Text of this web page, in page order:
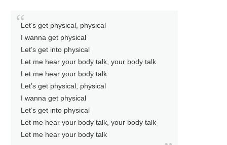
Let’s get physical, physical
I wanna get physical
Let’s get into physical
Let me hear your body talk, your body talk
Let me hear your body talk
Let’s get physical, physical
I wanna get physical
Let’s get into physical
Let me hear your body talk, your body talk
Let me hear your body talk